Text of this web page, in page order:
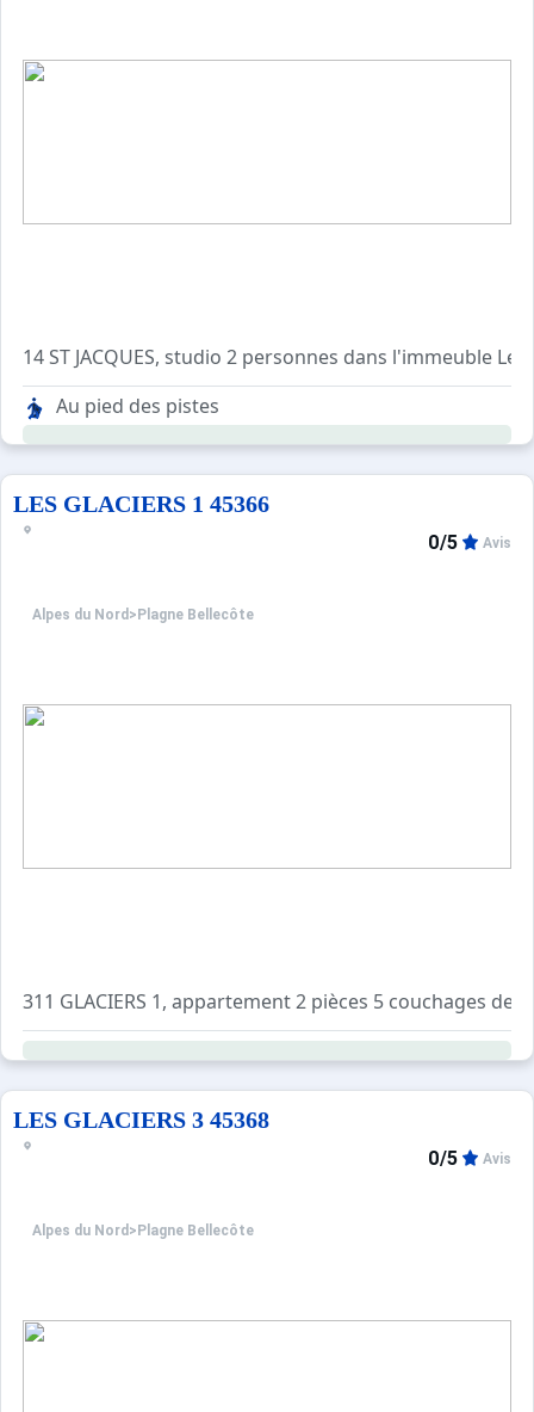
14 ST JACQUES, studio 2 personnes dans l'immeuble
Kitchenette ouverte sur séjour avec 2 plaques
Séjour avec 1 lit gigogne 2 personnes. TV
Salle de bains avec lavabo, douche et WC.
Au pied des pistes
LES GLACIERS 1 45366
Alpes du Nord > Plagne Bellecôte
0/5 Avis
311 GLACIERS 1, appartement 2 pièces 5 couchages
Petite cuisine séparée avec 4 plaques électriques, un
Séjour avec 3 lits banquettes et un coin repas. TV
Chambre séparée : 2 lits superposés
Salle de bains : lavabo, baignoire.
WC séparés
Animaux non
LES GLACIERS 3 45368
Alpes du Nord > Plagne Bellecôte
0/5 Avis